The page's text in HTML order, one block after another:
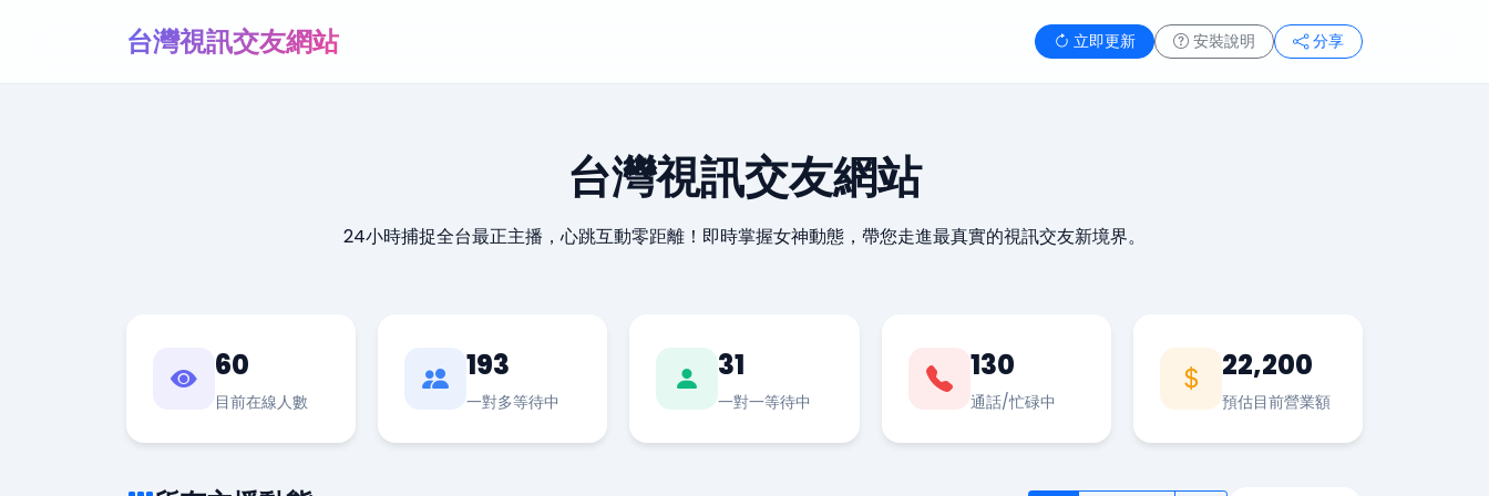
台灣視訊交友網站 立即更新 安裝說明 分享
台灣視訊交友網站
24小時捕捉全台最正主播，心跳互動零距離！即時掌握女神動態，帶您走進最真實的視訊交友新境界。
60
目前在線人數
193
一對多等待中
31
一對一等待中
130
通話/忙碌中
22,200
預估目前營業額